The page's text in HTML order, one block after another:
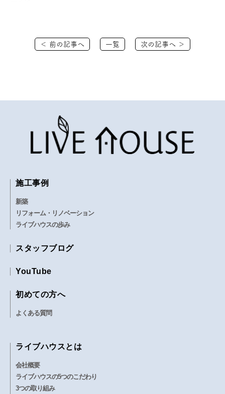
＜ 前の記事へ 一覧 次の記事へ ＞
施工事例
新築
リフォーム・リノベーション
ライブハウスの歩み
スタッフブログ
YouTube
初めての方へ
よくある質問
ライブハウスとは
会社概要
ライブハウスの5つのこだわり
3つの取り組み